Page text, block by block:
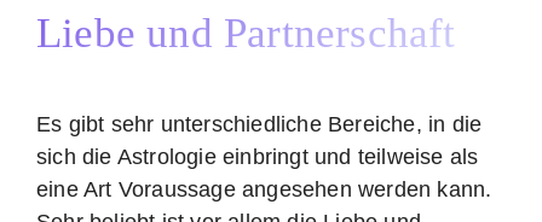
Liebe und Partnerschaft
Es gibt sehr unterschiedliche Bereiche, in die
sich die Astrologie einbringt und teilweise als
eine Art Voraussage angesehen werden kann.